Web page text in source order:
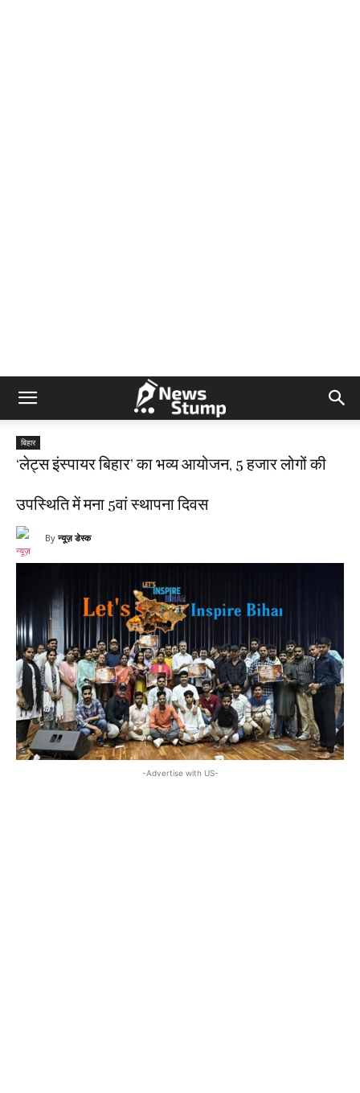
बिहार
‘लेट्स इंस्पायर बिहार’ का भव्य आयोजन, 5 हजार लोगों की
उपस्थिति में मना 5वां स्थापना दिवस
By न्यूज़ डेस्क
-Advertise with US-